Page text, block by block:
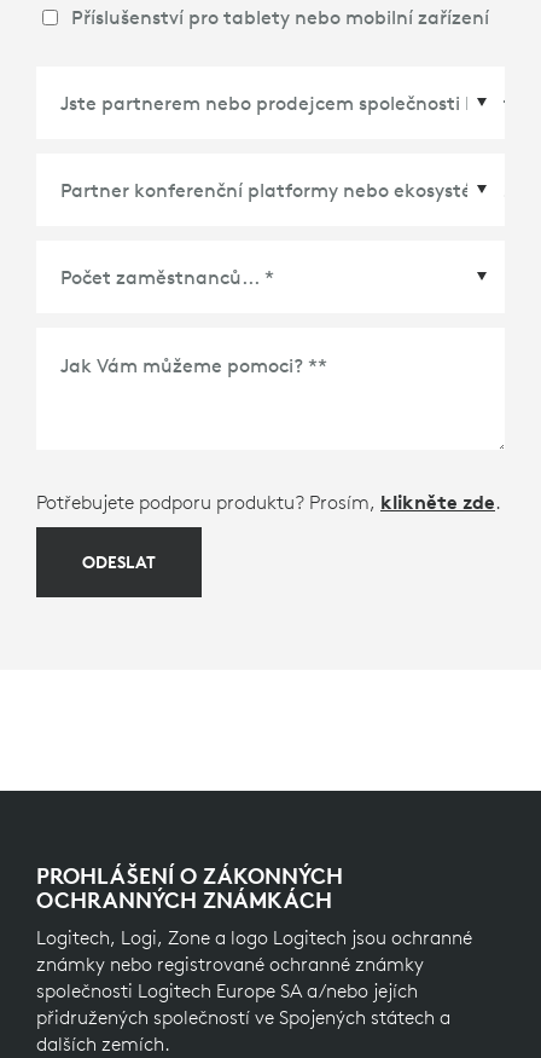
Příslušenství pro tablety nebo mobilní zařízení
*
Jak Vám můžeme pomoci? **
Potřebujete podporu produktu? Prosím, klikněte zde.
ODESLAT
PROHLÁŠENÍ O ZÁKONNÝCH
OCHRANNÝCH ZNÁMKÁCH
Logitech, Logi, Zone a logo Logitech jsou ochranné
známky nebo registrované ochranné známky
společnosti Logitech Europe SA a/nebo jejích
přidružených společností ve Spojených státech a
dalších zemích.